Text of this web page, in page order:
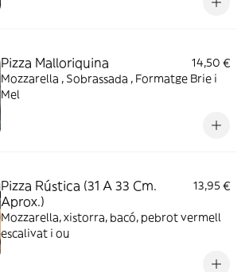
Pizza Malloriquina
14,50 €
Mozzarella , Sobrassada , Formatge Brie i
Mel
Pizza Rústica (31 A 33 Cm.
Aprox.)
13,95 €
Mozzarella, xistorra, bacó, pebrot vermell
escalivat i ou